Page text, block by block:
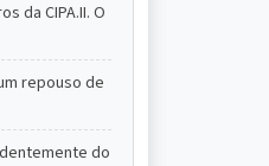
da CIPA.II. O
repouso de
do